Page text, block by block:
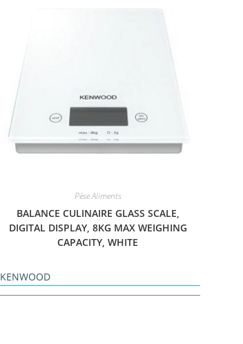
Pèse Aliments
BALANCE CULINAIRE GLASS SCALE,
DIGITAL DISPLAY, 8KG MAX WEIGHING
CAPACITY, WHITE
KENWOOD